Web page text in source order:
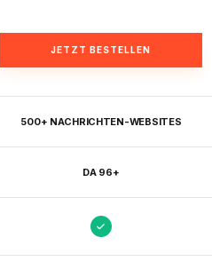
JETZT BESTELLEN
500+ NACHRICHTEN-WEBSITES
DA 96+